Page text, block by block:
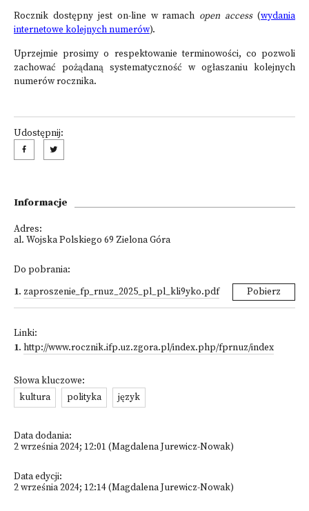
Rocznik dostępny jest on-line w ramach open access (wydania
internetowe kolejnych numerów).
Uprzejmie prosimy o respektowanie terminowości, co pozwoli
zachować pożądaną syste­ma­tyczność w ogłaszaniu kolejnych
numerów rocznika.
Udostępnij:
Informacje
Adres:
al. Wojska Polskiego 69 Zielona Góra
Do pobrania:
1. zaproszenie_fp_rnuz_2025_pl_pl_kli9yko.pdf Pobierz
Linki:
1. http://www.rocznik.ifp.uz.zgora.pl/index.php/fprnuz/index
Słowa kluczowe:
kultura
polityka język
Data dodania:
2 września 2024; 12:01 (Magdalena Jurewicz-Nowak)
Data edycji:
2 września 2024; 12:14 (Magdalena Jurewicz-Nowak)